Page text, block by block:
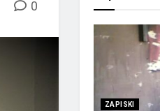
0
ZAPISKI